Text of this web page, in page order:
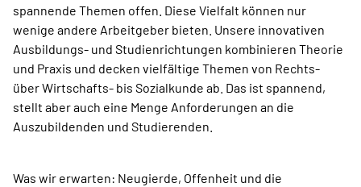
spannende Themen offen. Diese Vielfalt können nur
wenige andere Arbeitgeber bieten. Unsere innovativen
Ausbildungs- und Studienrichtungen kombinieren Theorie
und Praxis und decken vielfältige Themen von Rechts-
über Wirtschafts- bis Sozialkunde ab. Das ist spannend,
stellt aber auch eine Menge Anforderungen an die
Auszubildenden und Studierenden.
Was wir erwarten: Neugierde, Offenheit und die